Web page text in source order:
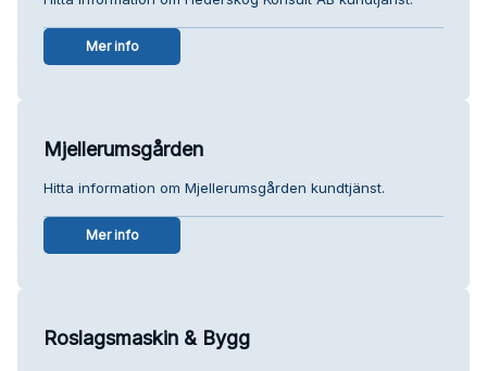
Mer info
Mjellerumsgården
Hitta information om Mjellerumsgården kundtjänst.
Mer info
Roslagsmaskin & Bygg